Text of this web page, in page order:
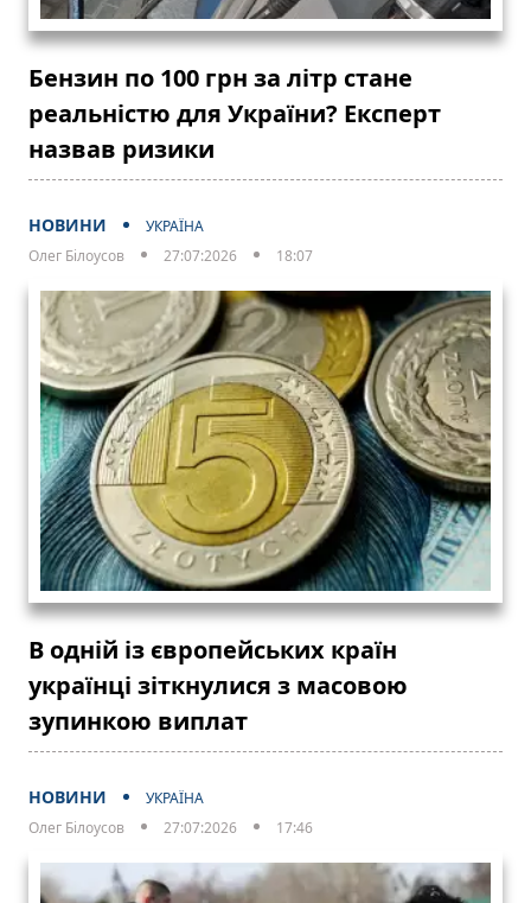
Бензин по 100 грн за літр стане
реальністю для України? Експерт
назвав ризики
НОВИНИ
УКРАЇНА
Олег Білоусов
27:07:2026 18:07
В одній із європейських країн
українці зіткнулися з масовою
зупинкою виплат
НОВИНИ
УКРАЇНА
Олег Білоусов
27:07:2026 17:46